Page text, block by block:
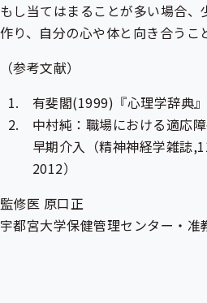
もし当てはまることが多い場合、
作り、自分の心や体と向き合うこ
（参考文献）
有斐閣(1999)『心理学辞典』
中村純：職場における適応
早期介入（精神神経学雑誌
2012）
監修医 原口正
宇都宮大学保健管理センター・准